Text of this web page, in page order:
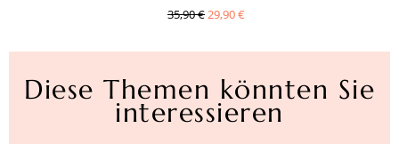
35,90 €29,90 €
Diese Themen könnten Sie
interessieren